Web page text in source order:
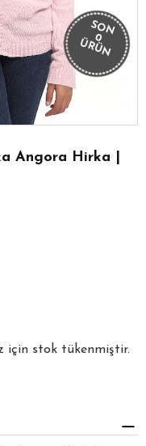
SON
0
ÜRÜN
Angora Hirka |
için stok tükenmiştir.